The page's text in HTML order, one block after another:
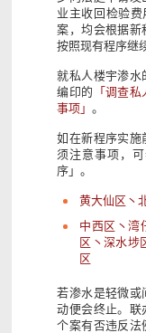
业主收回检验
案，均会根据新
按照现有程序继
就私人楼宇渗水
编印的
「调查
事项」。
如在新程序实施
须注意事项，
序」。
黄大仙区丶
中西区丶湾
区丶深水埗
区
若渗水是轻微或
动便会终止。联
个案有否违反法